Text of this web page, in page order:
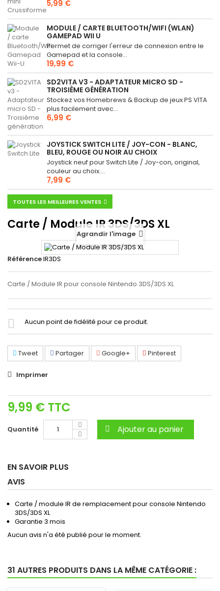
5,99 €
MODULE / CARTE BLUETOOTH/WIFI (WLAN)
GAMEPAD WII U
Permet de corriger l'erreur de connexion entre le
Gamepad et la console...
19,99 €
SD2VITA V3 - ADAPTATEUR MICRO SD -
TROISIÈME GÉNÉRATION
Stockez vos Homebrews & Backup de jeux PS VITA
plus facilement avec...
6,99 €
JOYSTICK SWITCH LITE / JOY-CON - BLANC,
BLEU, ROUGE OU NOIR AU CHOIX
Joystick neuf pour Switch Lite / Joy-con, original,
couleur au choix....
7,99 €
TOUTES LES MEILLEURES VENTES
Carte / Module IR 3DS/3DS XL
Agrandir l'image
RéférenceIR3DS
Carte / Module IR pour console Nintendo 3DS/3DS XL
Aucun point de fidélité pour ce produit.
Tweet Partager Google+ Pinterest
Imprimer
9,99 € TTC
Quantité Ajouter au panier
EN SAVOIR PLUS
AVIS
Carte / module IR de remplacement pour console Nintendo
3DS/3DS XL
Garantie 3 mois
Aucun avis n'a été publié pour le moment.
31 AUTRES PRODUITS DANS LA MÊME CATÉGORIE :